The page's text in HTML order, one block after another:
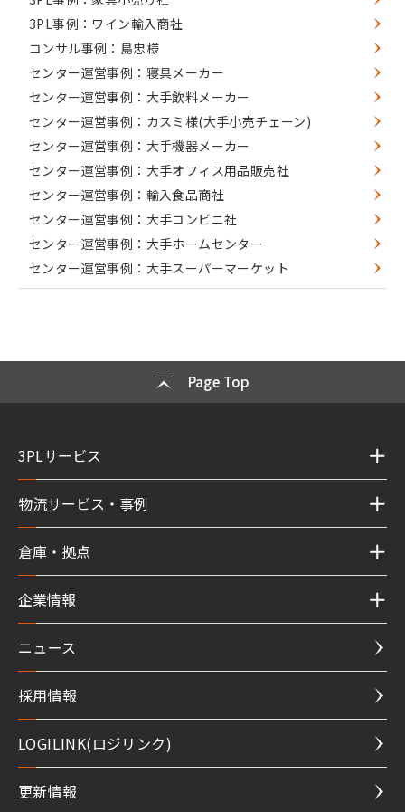
3PL事例：ワイン輸入商社
コンサル事例：島忠様
センター運営事例：寝具メーカー
センター運営事例：大手飲料メーカー
センター運営事例：カスミ様(大手小売チェーン)
センター運営事例：大手機器メーカー
センター運営事例：大手オフィス用品販売社
センター運営事例：輸入食品商社
センター運営事例：大手コンビニ社
センター運営事例：大手ホームセンター
センター運営事例：大手スーパーマーケット
Page Top
3PLサービス
物流サービス・事例
倉庫・拠点
企業情報
ニュース
採用情報
LOGILINK(ロジリンク)
更新情報